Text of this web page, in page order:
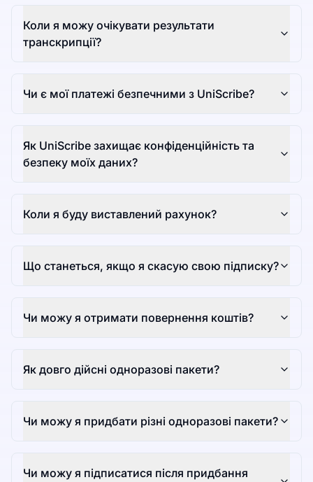
Коли я можу очікувати результати
транскрипції?
Чи є мої платежі безпечними з UniScribe?
Як UniScribe захищає конфіденційність та
безпеку моїх даних?
Коли я буду виставлений рахунок?
Що станеться, якщо я скасую свою підписку?
Чи можу я отримати повернення коштів?
Як довго дійсні одноразові пакети?
Чи можу я придбати різні одноразові пакети?
Чи можу я підписатися після придбання